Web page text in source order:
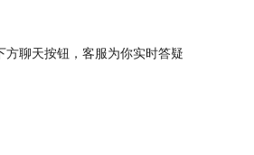
方聊天按钮，客服为你实时答疑